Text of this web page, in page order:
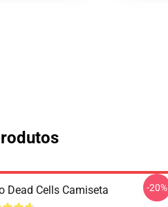
Dead Cells Camiseta -20%